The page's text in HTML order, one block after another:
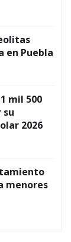
en Puebla
mil 500
su
2026
menores